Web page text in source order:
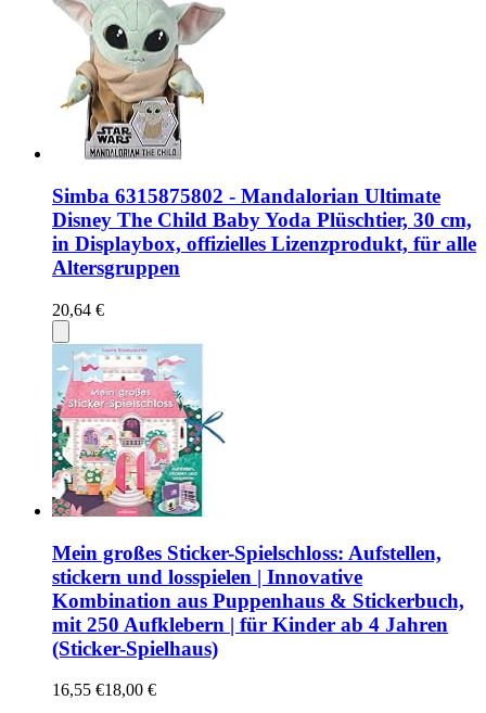
Simba 6315875802 - Mandalorian Ultimate
Disney The Child Baby Yoda Plüschtier, 30 cm,
in Displaybox, offizielles Lizenzprodukt, für alle
Altersgruppen
20,64 €
Mein großes Sticker-Spielschloss: Aufstellen,
stickern und losspielen | Innovative
Kombination aus Puppenhaus & Stickerbuch,
mit 250 Aufklebern | für Kinder ab 4 Jahren
(Sticker-Spielhaus)
16,55 €18,00 €